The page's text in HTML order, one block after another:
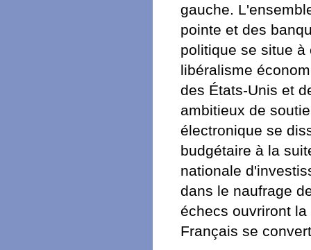
gauche.
pointe et des
politique se situe à
libéralisme
des États-Unis et
ambitieux de
électronique se
budgétaire à la
nationale
dans le naufrage
échecs ouvriront
Français se